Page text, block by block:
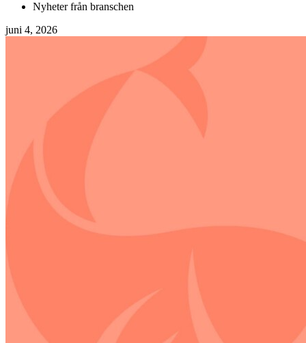
Nyheter från branschen
juni 4, 2026